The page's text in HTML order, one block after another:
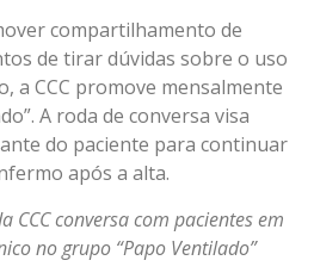
compartilhamento de
de tirar dúvidas sobre o uso
a CCC promove mensalmente
A roda de conversa visa
do paciente para continuar
após a alta.
CCC conversa com pacientes em
no grupo “Papo Ventilado”